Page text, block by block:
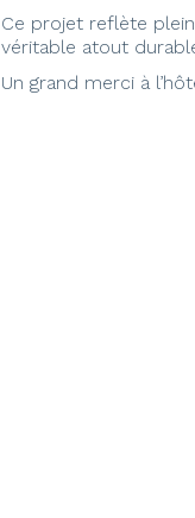
Ce projet reflète
véritable atout
Un grand merci à